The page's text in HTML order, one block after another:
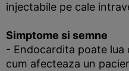
injectabile pe cale
Simptome si semne
- Endocardita poate lua
cum afecteaza un